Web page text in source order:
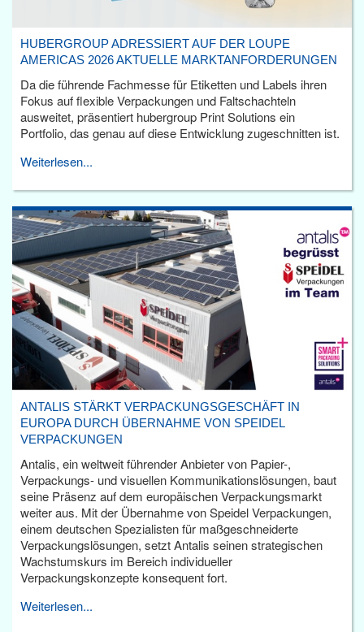
HUBERGROUP ADRESSIERT AUF DER LOUPE
AMERICAS 2026 AKTUELLE MARKTANFORDERUNGEN
Da die führende Fachmesse für Etiketten und Labels ihren
Fokus auf flexible Verpackungen und Faltschachteln
ausweitet, präsentiert hubergroup Print Solutions ein
Portfolio, das genau auf diese Entwicklung zugeschnitten ist.
Weiterlesen...
ANTALIS STÄRKT VERPACKUNGSGESCHÄFT IN
EUROPA DURCH ÜBERNAHME VON SPEIDEL
VERPACKUNGEN
Antalis, ein weltweit führender Anbieter von Papier-,
Verpackungs- und visuellen Kommunikationslösungen, baut
seine Präsenz auf dem europäischen Verpackungsmarkt
weiter aus. Mit der Übernahme von Speidel Verpackungen,
einem deutschen Spezialisten für maßgeschneiderte
Verpackungslösungen, setzt Antalis seinen strategischen
Wachstumskurs im Bereich individueller
Verpackungskonzepte konsequent fort.
Weiterlesen...